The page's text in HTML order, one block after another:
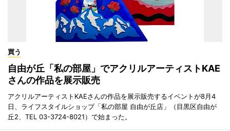
買う
自由が丘「私の部屋」でアクリルアーティストKAE
さんの作品を展示販売
アクリルアーティストKAEさんの作品を展示販売するイベントが8月4
日、ライフスタイルショップ「私の部屋 自由が丘店」（目黒区自由が
丘2、TEL 03-3724-8021）で始まった。